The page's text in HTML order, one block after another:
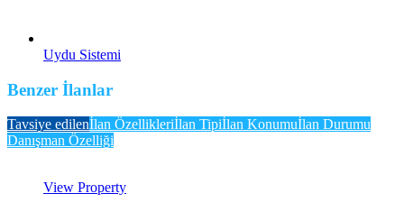
Uydu Sistemi
Benzer İlanlar
Tavsiye edilenİlan Özellikleriİlan Tipiİlan Konumuİlan Durumu
Danışman Özelliği
View Property